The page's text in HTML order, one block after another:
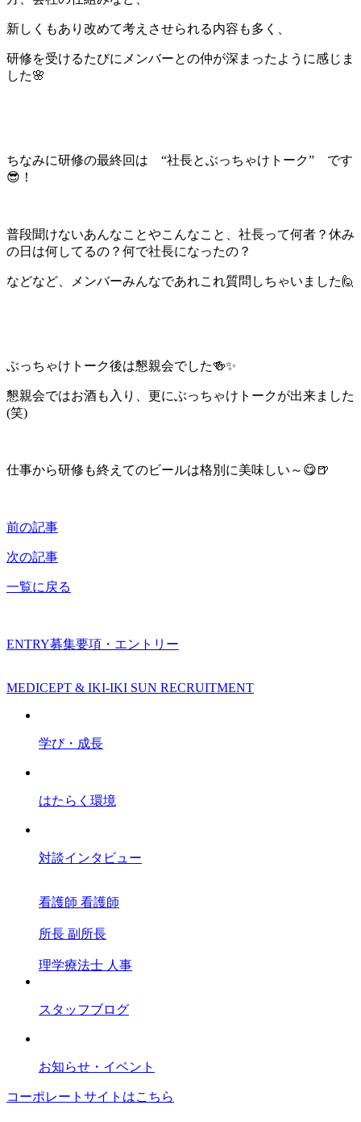
新しくもあり改めて考えさせられる内容も多く、
研修を受けるたびにメンバーとの仲が深まったように感じま
した🌸
ちなみに研修の最終回は “社長とぶっちゃけトーク” です
😎！
普段聞けないあんなことやこんなこと、社長って何者？休み
の日は何してるの？何で社長になったの？
などなど、メンバーみんなであれこれ質問しちゃいました🙋
ぶっちゃけトーク後は懇親会でした🍻✨
懇親会ではお酒も入り、更にぶっちゃけトークが出来ました
(笑)
仕事から研修も終えてのビールは格別に美味しい～😋🍺
前の記事
次の記事
一覧に戻る
ENTRY募集要項・エントリー
MEDICEPT & IKI-IKI SUN RECRUITMENT
学び・成長
はたらく環境
対談インタビュー
看護師 看護師
所長 副所長
理学療法士 人事
スタッフブログ
お知らせ・イベント
コーポレートサイトはこちら